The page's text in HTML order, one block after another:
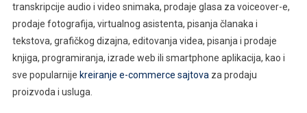
transkripcije audio i video snimaka, prodaje glasa za voiceover-e,
prodaje fotografija, virtualnog asistenta, pisanja članaka i
tekstova, grafičkog dizajna, editovanja videa, pisanja i prodaje
knjiga, programiranja, izrade web ili smartphone aplikacija, kao i
sve popularnije kreiranje e-commerce sajtova za prodaju
proizvoda i usluga.